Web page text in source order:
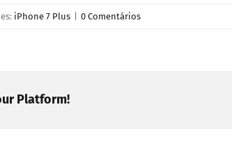
iPhone 7 Plus 0 Comentários
Platform!